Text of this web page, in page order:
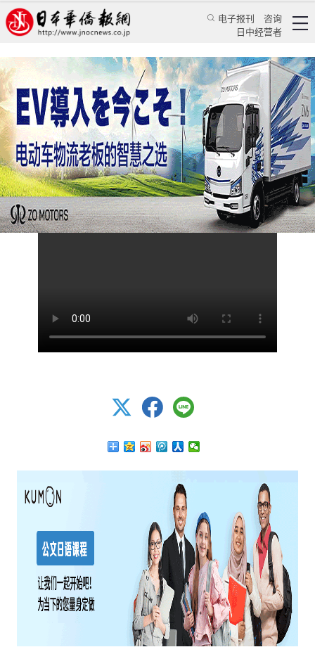
电子报刊
咨询
日中经营者
韩国人要把韩语作为世界语言
视频 日本观察
日本华侨报 2024/10/18 18:18:35